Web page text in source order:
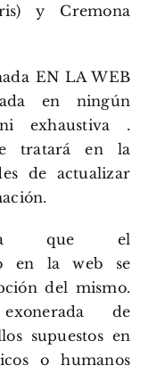
y Cremona
EN LA WEB
en ningún
exhaustiva .
tratará en la
de actualizar
que el
en la web se
del mismo.
de
supuestos en
o humanos